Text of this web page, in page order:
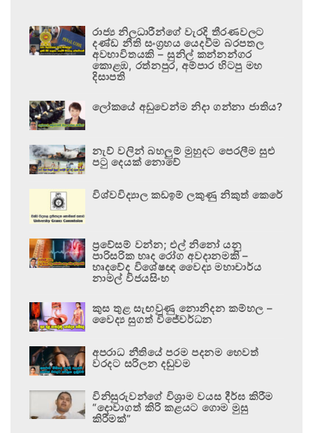
රාජ්‍ය නිලධාරීන්ගේ වැරදි තීරණවලට
දණ්ඩ නීති සංග්‍රහය යෙදවීම බරපතල
අවභාවිතයකි – සුනිල් කන්නන්ගර
කොළඹ, රත්නපුර, අම්පාර හිටපු මහ
දිසාපති
ලෝකයේ අඩුවෙන්ම නිදා ගන්නා ජාතිය?
නැව් වලින් බහලුම් මුහුදට පෙරලීම සුළු
පටු දෙයක් නොවේ
විශ්වවිද්‍යාල කඩඉම් ලකුණු නිකුත් කෙරේ
ප්‍රවේසම් වන්න; එල් නිනෝ යනු
පාරිසරික හෘද රෝග අවදානමකි –
හෘදවේද විශේෂඥ වෛද්‍ය මහාචාර්ය
නාමල් විජයසිංහ
කුස තුළ සැඟවුණු නොනිදන කම්හල –
වෛද්‍ය සුගත් විජේවර්ධන
අපරාධ නීතියේ පරම පදනම හෙවත්
වරදට සරිලන දඬුවම
විනිසුරුවන්ගේ විශ්‍රාම වයස දීර්ඝ කිරීම
“දොවාගත් කිරි කළයට ගොම මුසු
කිරීමක්”